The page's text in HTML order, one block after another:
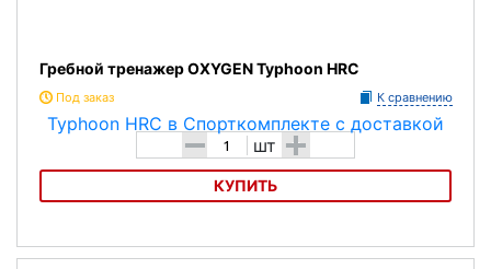
Гребной тренажер OXYGEN Typhoon HRC
Под заказ К сравнению
- шт +
КУПИТЬ
Гребной тренажер OXYGEN Typhoon HRC